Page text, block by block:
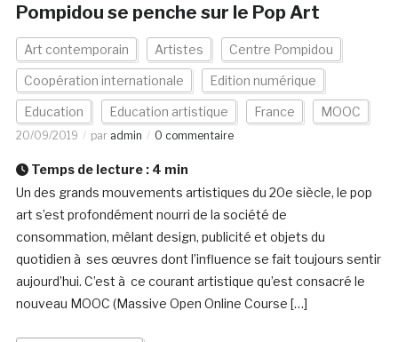
Pompidou se penche sur le Pop Art
Art contemporain Artistes Centre Pompidou
Coopération internationale Edition numérique
Education Education artistique France MOOC
20/09/2019 par admin 0 commentaire
Temps de lecture : 4 min
Un des grands mouvements artistiques du 20e siècle, le pop
art s’est profondément nourri de la société de
consommation, mêlant design, publicité et objets du
quotidien à ses œuvres dont l’influence se fait toujours sentir
aujourd’hui. C’est à ce courant artistique qu’est consacré le
nouveau MOOC (Massive Open Online Course […]